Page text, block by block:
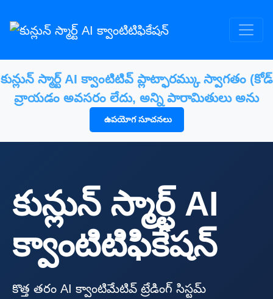
కున్లున్ స్మార్ట్ AI క్వాంటిటివ్ ప్లాట్ఫారమ్కు స్వాగతం (కోడ్
వ్రాయడం అవసరం లేదు, అన్ని పారామితులు అను
ఉపయోగ సూచనలు
కున్లున్ స్మార్ట్ AI
క్వాంటిటిఫికేషన్
కొత్త తరం AI క్వాంటిమేటివ్ ట్రేడింగ్ సిస్టమ్